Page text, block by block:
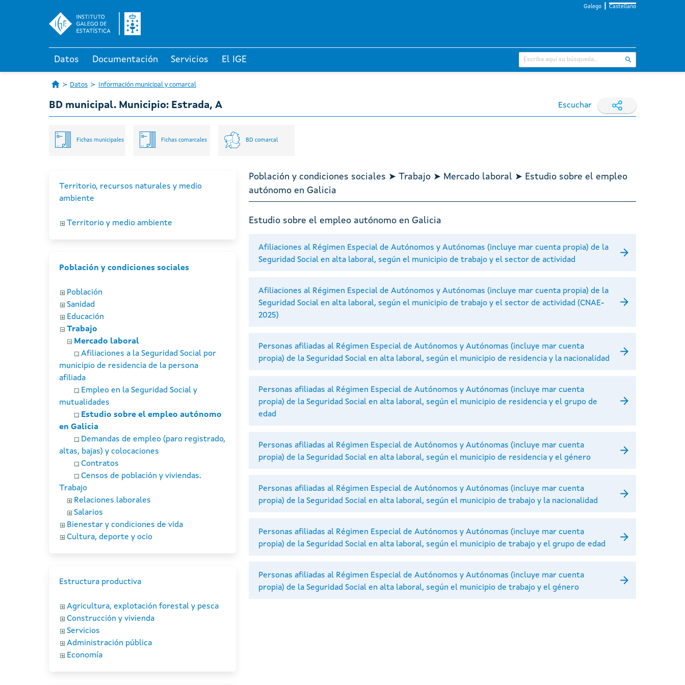
Galego Castellano
Datos Documentación Servicios El IGE
Datos Información municipal y comarcal
BD municipal. Municipio: Estrada, A Escuchar
Fichas municipales Fichas comarcales BD comarcal
Territorio, recursos naturales y medio
ambiente
Territorio y medio ambiente
Población y condiciones sociales
Población
Sanidad
Educación
Trabajo
Mercado laboral
Afiliaciones a la Seguridad Social por
municipio de residencia de la persona
afiliada
Empleo en la Seguridad Social y
mutualidades
Estudio sobre el empleo autónomo
en Galicia
Demandas de empleo (paro registrado,
altas, bajas) y colocaciones
Contratos
Censos de población y viviendas.
Trabajo
Relaciones laborales
Salarios
Bienestar y condiciones de vida
Cultura, deporte y ocio
Estructura productiva
Agricultura, explotación forestal y pesca
Construcción y vivienda
Servicios
Administración pública
Economía
Población y condiciones sociales ➤ Trabajo ➤ Mercado laboral ➤ Estudio sobre el empleo
autónomo en Galicia
Estudio sobre el empleo autónomo en Galicia
Afiliaciones al Régimen Especial de Autónomos y Autónomas (incluye mar cuenta propia) de la
Seguridad Social en alta laboral, según el municipio de trabajo y el sector de actividad
Afiliaciones al Régimen Especial de Autónomos y Autónomas (incluye mar cuenta propia) de la
Seguridad Social en alta laboral, según el municipio de trabajo y el sector de actividad (CNAE-
2025)
Personas afiliadas al Régimen Especial de Autónomos y Autónomas (incluye mar cuenta
propia) de la Seguridad Social en alta laboral, según el municipio de residencia y la nacionalidad
Personas afiliadas al Régimen Especial de Autónomos y Autónomas (incluye mar cuenta
propia) de la Seguridad Social en alta laboral, según el municipio de residencia y el grupo de
edad
Personas afiliadas al Régimen Especial de Autónomos y Autónomas (incluye mar cuenta
propia) de la Seguridad Social en alta laboral, según el municipio de residencia y el género
Personas afiliadas al Régimen Especial de Autónomos y Autónomas (incluye mar cuenta
propia) de la Seguridad Social en alta laboral, según el municipio de trabajo y la nacionalidad
Personas afiliadas al Régimen Especial de Autónomos y Autónomas (incluye mar cuenta
propia) de la Seguridad Social en alta laboral, según el municipio de trabajo y el grupo de edad
Personas afiliadas al Régimen Especial de Autónomos y Autónomas (incluye mar cuenta
propia) de la Seguridad Social en alta laboral, según el municipio de trabajo y el género